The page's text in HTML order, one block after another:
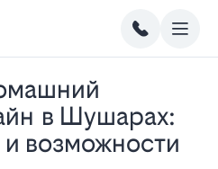
в Шушарах:
возможности